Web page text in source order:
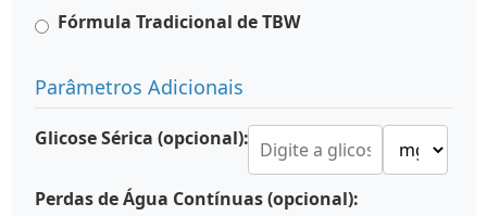
Fórmula Tradicional de TBW
Parâmetros Adicionais
Glicose Sérica (opcional):
Perdas de Água Contínuas (opcional):